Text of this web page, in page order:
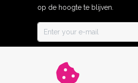
op de hoogte te blijven.